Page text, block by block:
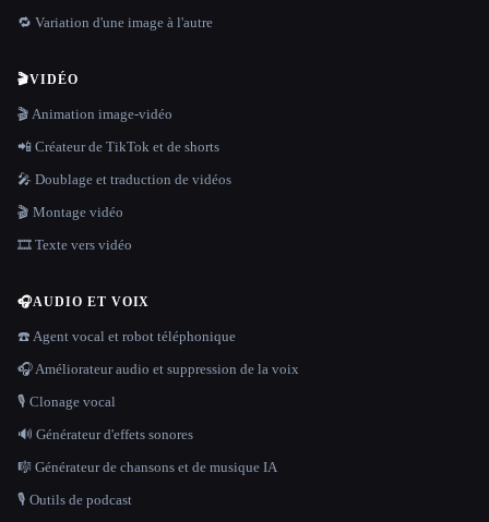
🔁 Variation d'une image à l'autre
🎬VIDÉO
🎬 Animation image-vidéo
📲 Créateur de TikTok et de shorts
🎤 Doublage et traduction de vidéos
🎬 Montage vidéo
🎞️ Texte vers vidéo
🎧AUDIO ET VOIX
☎️ Agent vocal et robot téléphonique
🎧 Améliorateur audio et suppression de la voix
🎙️ Clonage vocal
🔊 Générateur d'effets sonores
🎼 Générateur de chansons et de musique IA
🎙️ Outils de podcast